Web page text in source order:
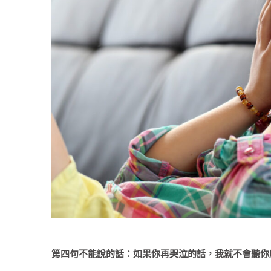
第四句不能說的話：如果你再哭泣的話，我就不會聽